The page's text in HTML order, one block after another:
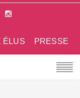
PRESSE
ÉLUS